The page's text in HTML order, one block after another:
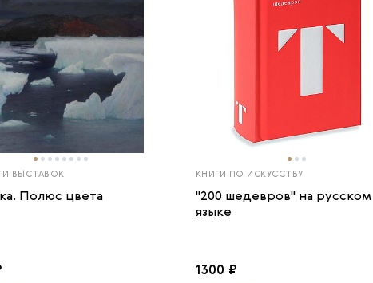
ВЫСТАВОК
Полюс цвета
КНИГИ ПО ИСКУССТВУ
"200 шедевров" на русском
языке
1300 ₽